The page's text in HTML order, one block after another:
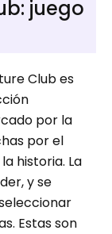
juego
Club es
por la
por el
historia. La
y se
Estas son